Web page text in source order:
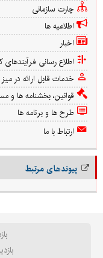
چارت سازمانی
اطلاعیه ها
اخبار
اطلاع رسانی فرآیندهای
خدمات قابل ارائه در
قوانین، بخشنامه ها و
طرح ها و برنامه ها
ارتباط با ما
پیوندهای مرتبط